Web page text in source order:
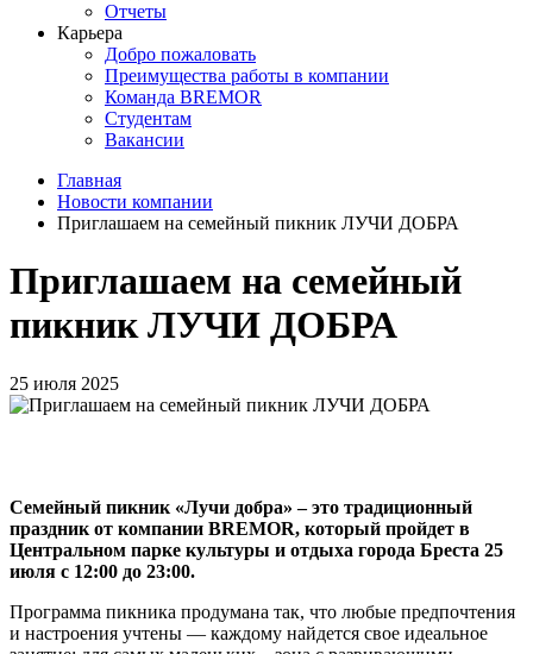
Отчеты
Карьера
Добро пожаловать
Преимущества работы в компании
Команда BREMOR
Студентам
Вакансии
Главная
Новости компании
Приглашаем на семейный пикник ЛУЧИ ДОБРА
Приглашаем на семейный
пикник ЛУЧИ ДОБРА
25 июля 2025
Семейный пикник «Лучи добра» – это традиционный
праздник от компании BREMOR, который пройдет в
Центральном парке культуры и отдыха города Бреста 25
июля с 12:00 до 23:00.
Программа пикника продумана так, что любые предпочтения
и настроения учтены — каждому найдется свое идеальное